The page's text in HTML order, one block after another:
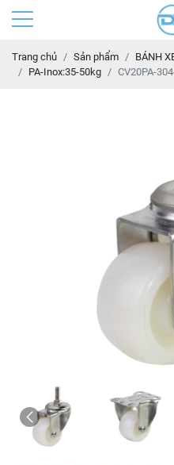
Trang chủ Sản phẩm
BÁNH
PA-Inox:35-50kg
CV20PA-